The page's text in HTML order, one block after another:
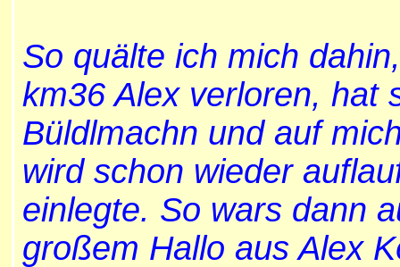
So quälte ich mich
km36 Alex verloren, hat
Büldlmachn und auf
wird schon wieder
einlegte. So wars dann
großem Hallo aus Alex